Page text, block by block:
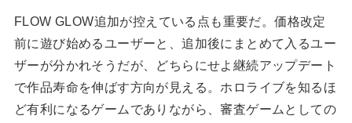
FLOW GLOW追加が控えている点も重要だ。価格改定
前に遊び始めるユーザーと、追加後にまとめて入るユー
ザーが分かれそうだが、どちらにせよ継続アップデート
で作品寿命を伸ばす方向が見える。ホロライブを知るほ
ど有利になるゲームでありながら、審査ゲームとしての